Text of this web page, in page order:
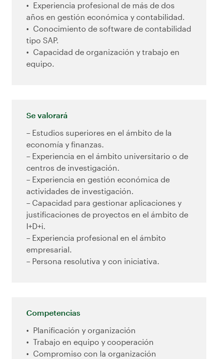
Experiencia profesional de más de dos
años en gestión económica y contabilidad.
Conocimiento de software de contabilidad
tipo SAP.
Capacidad de organización y trabajo en
equipo.
Se valorará
– Estudios superiores en el ámbito de la
economía y finanzas.
– Experiencia en el ámbito universitario o de
centros de investigación.
– Experiencia en gestión económica de
actividades de investigación.
– Capacidad para gestionar aplicaciones y
justificaciones de proyectos en el ámbito de
I+D+i.
– Experiencia profesional en el ámbito
empresarial.
– Persona resolutiva y con iniciativa.
Competencias
Planificación y organización
Trabajo en equipo y cooperación
Compromiso con la organización